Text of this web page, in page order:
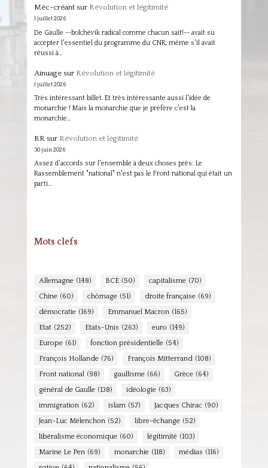
Méc-créantsur Révolution et légitimité
1 juillet 2026
De Gaulle --bolchévik radical comme chacun sait!-- avait su
accepter l'essentiel du programme du CNR, même s'il avait
réussi à…
Ainuagesur Révolution et légitimité
1 juillet 2026
Très intéressant billet. Et très intéressante aussi l'idée de
monarchie ! Mais la monarchie que je préfère c'est la
monarchie…
RR sur Révolution et légitimité
30 juin 2026
Assez d'accords sur l'ensemble à deux choses près: Le
Rassemblement "national" n'est pas le Front national qui était un
parti…
Mots clefs
Allemagne (148) BCE (50) capitalisme (70)
Chine (60) chômage (51) droite française (69)
démocratie (169) Emmanuel Macron (165)
Etat (252) Etats-Unis (263) euro (149)
Europe (61) fonction présidentielle (54)
François Hollande (76) François Mitterrand (108)
Front national (98) gaullisme (66) Grèce (64)
général de Gaulle (138) idéologie (63)
immigration (62) islam (57) Jacques Chirac (90)
Jean-Luc Mélenchon (52) libre-échange (52)
libéralisme économique (60) légitimité (103)
Marine Le Pen (69) monarchie (118) médias (116)